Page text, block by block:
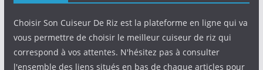
Choisir Son Cuiseur De Riz est la plateforme en ligne qui va
vous permettre de choisir le meilleur cuiseur de riz qui
correspond à vos attentes. N'hésitez pas à consulter
l'ensemble des liens situés en bas de chaque articles pour